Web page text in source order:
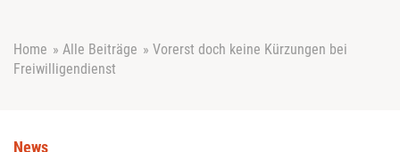
Home » Alle Beiträge » Vorerst doch keine Kürzungen bei
Freiwilligendienst
News